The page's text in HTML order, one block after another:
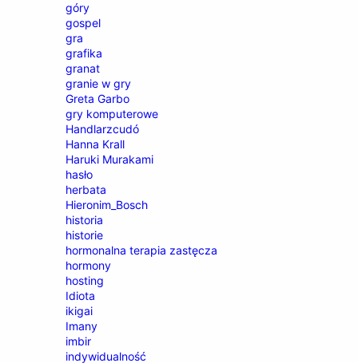
góry
gospel
gra
grafika
granat
granie w gry
Greta Garbo
gry komputerowe
Handlarzcudó
Hanna Krall
Haruki Murakami
hasło
herbata
Hieronim_Bosch
historia
historie
hormonalna terapia zastęcza
hormony
hosting
Idiota
ikigai
Imany
imbir
indywidualność